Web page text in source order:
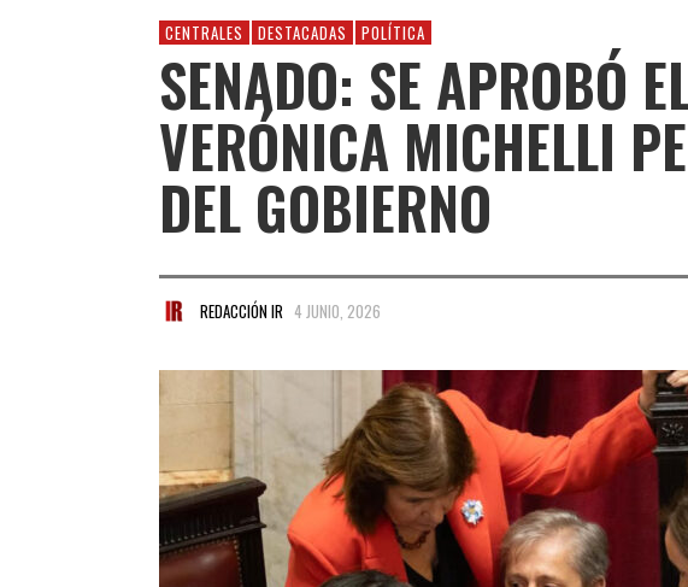
CENTRALES DESTACADAS POLÍTICA
SENADO: SE APROBÓ
VERÓNICA MICHELLI
DEL GOBIERNO
REDACCIÓN IR 4 JUNIO, 2026